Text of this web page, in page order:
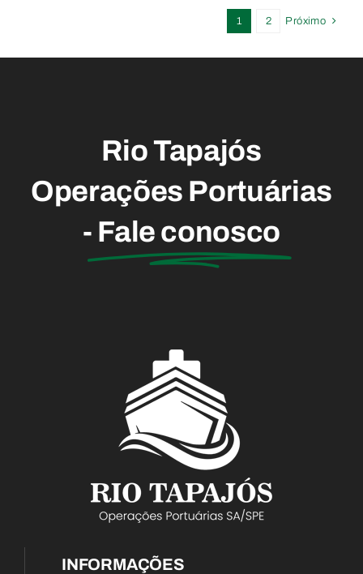
1 2 Próximo
Rio Tapajós
Operações Portuárias
- Fale conosco
INFORMAÇÕES